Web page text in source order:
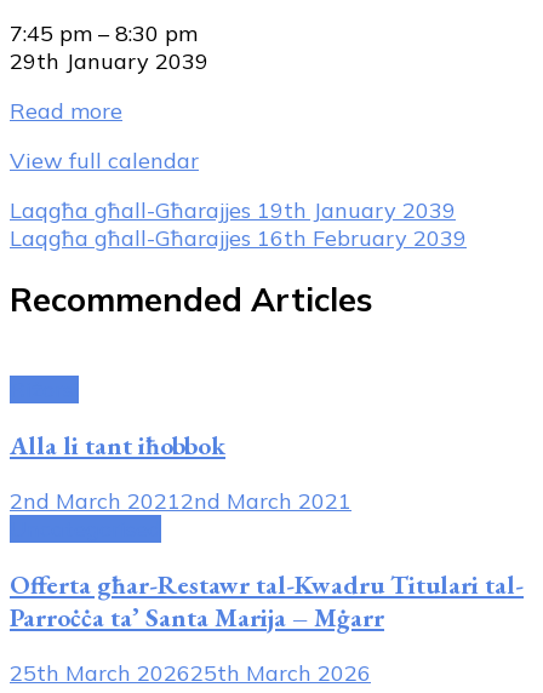
Laqgħa
Miżżewġin
7:45 pm – 8:30 pm
29th January 2039
Read more
View full calendar
Post
Navigation
Laqgħa għall-Għarajjes 19th January 2039
Laqgħa għall-Għarajjes 16th February 2039
Recommended Articles
Alla li tant iħobbok
2nd March 20212nd March 2021
Offerta għar-Restawr tal-Kwadru Titulari tal-
Parroċċa ta’ Santa Marija – Mġarr
25th March 202625th March 2026